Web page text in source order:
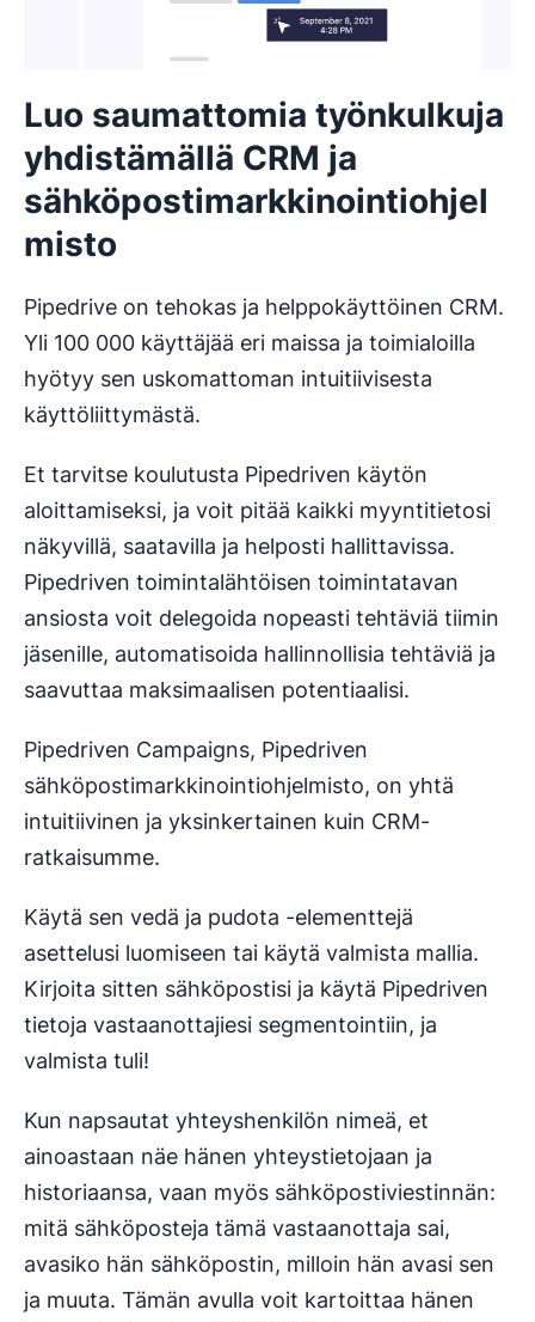
Luo saumattomia työnkulkuja
yhdistämällä CRM ja
sähköpostimarkkinointiohjel
misto
Pipedrive on tehokas ja helppokäyttöinen CRM.
Yli 100 000 käyttäjää eri maissa ja toimialoilla
hyötyy sen uskomattoman intuitiivisesta
käyttöliittymästä.
Et tarvitse koulutusta Pipedriven käytön
aloittamiseksi, ja voit pitää kaikki myyntitietosi
näkyvillä, saatavilla ja helposti hallittavissa.
Pipedriven toimintalähtöisen toimintatavan
ansiosta voit delegoida nopeasti tehtäviä tiimin
jäsenille, automatisoida hallinnollisia tehtäviä ja
saavuttaa maksimaalisen potentiaalisi.
Pipedriven Campaigns, Pipedriven
sähköpostimarkkinointiohjelmisto, on yhtä
intuitiivinen ja yksinkertainen kuin CRM-
ratkaisumme.
Käytä sen vedä ja pudota -elementtejä
asettelusi luomiseen tai käytä valmista mallia.
Kirjoita sitten sähköpostisi ja käytä Pipedriven
tietoja vastaanottajiesi segmentointiin, ja
valmista tuli!
Kun napsautat yhteyshenkilön nimeä, et
ainoastaan näe hänen yhteystietojaan ja
historiaansa, vaan myös sähköpostiviestinnän:
mitä sähköposteja tämä vastaanottaja sai,
avasiko hän sähköpostin, milloin hän avasi sen
ja muuta. Tämän avulla voit kartoittaa hänen